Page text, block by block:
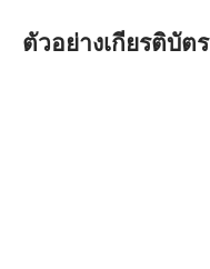
ตัวอย่างเกียรติบัตร